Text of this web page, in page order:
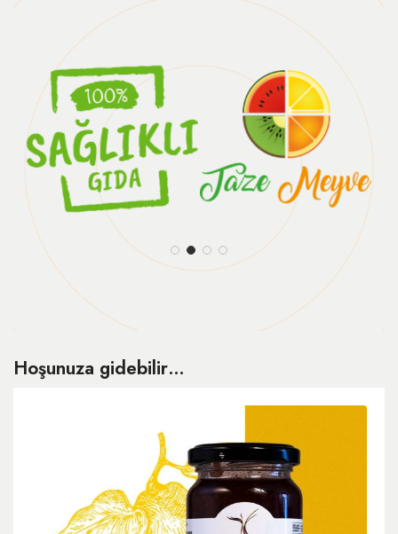
Hoşunuza gidebilir…